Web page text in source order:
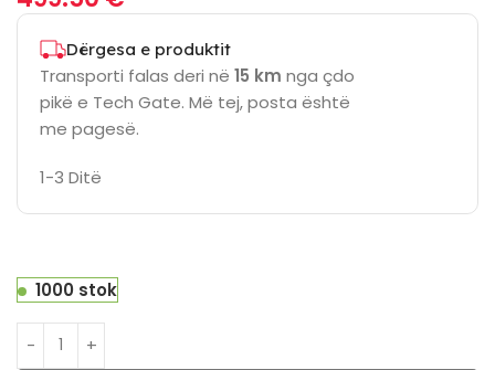
Dërgesa e produktit
Transporti falas deri në 15 km nga çdo
pikë e Tech Gate. Më tej, posta është
me pagesë.
1-3 Ditë
1000 stok